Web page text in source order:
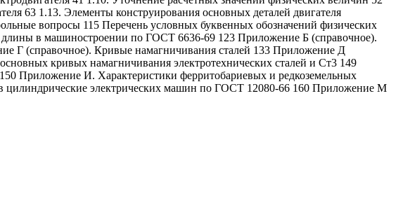
63 1.13. Элементы конструирования основных деталей двигателя
вопросы 115 Перечень условных буквенных обозначений физических
в машиностроении по ГОСТ 6636-69 123 Приложение Б (справочное).
Г (справочное). Кривые намагничивания сталей 133 Приложение Д
кривых намагничивания электротехнических сталей и Ст3 149
Приложение И. Характеристики ферритобариевых и редкоземельных
цилиндрические электрических машин по ГОСТ 12080-66 160 Приложение М